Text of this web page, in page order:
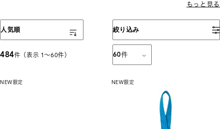
もっと見る
絞り込み
484件（表示 1〜60件） 60件
表示順
人気順
NEW 限定 NEW限定